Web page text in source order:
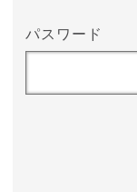
パスワード